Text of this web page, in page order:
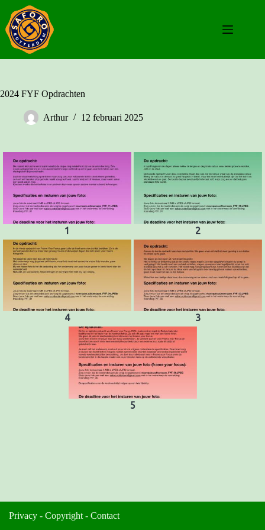
naar
de
inhoud
2024 FYF Opdrachten
Arthur 12 februari 2025
1 2
4 3
5
Privacy - Copyright - Contact